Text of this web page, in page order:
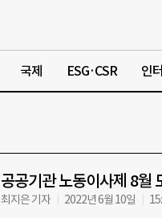
국제 ESG·CSR 인
공공기관 노동이사제 8월
최지은 기자 2022년 6월 10일